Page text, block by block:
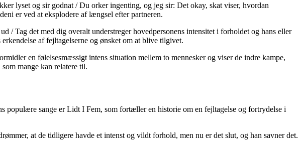
lyset og sir godnat / Du orker ingenting, og jeg sir: Det okay, skat viser, hvordan
er ved at eksplodere af længsel efter partneren.
Tag det med dig overalt understreger hovedpersonens intensitet i forholdet og hans eller
af fejltagelserne og ønsket om at blive tilgivet.
en følelsesmæssigt intens situation mellem to mennesker og viser de indre kampe,
mange kan relatere til.
populære sange er Lidt I Fem, som fortæller en historie om en fejltagelse og fortrydelse i
at de tidligere havde et intenst og vildt forhold, men nu er det slut, og han savner det.